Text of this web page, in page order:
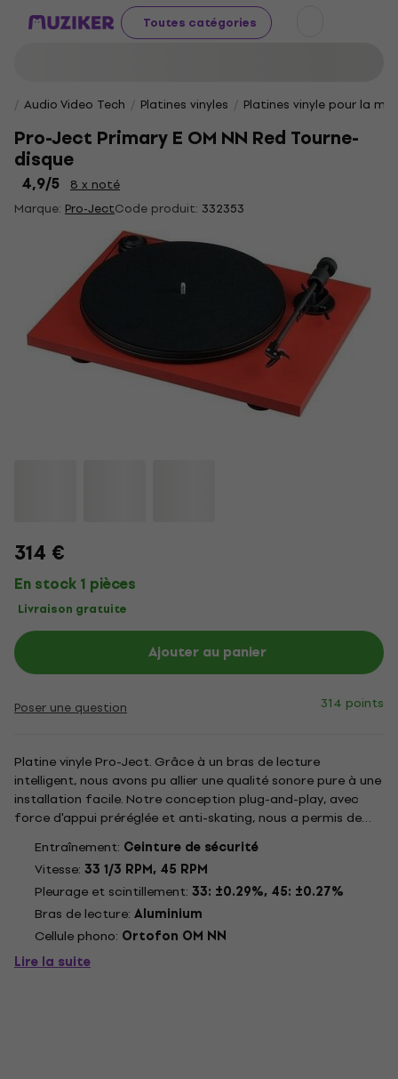
Toutes catégories
Audio Video Tech Platines vinyles Platines vinyle pour la
Pro-Ject Primary E OM NN Red Tourne-
disque
4,9/5
8 x noté
Marque: Pro-JectCode produit: 332353
314 €
En stock 1 pièces
Livraison gratuite
Ajouter au panier
Poser une question 314 points
Platine vinyle Pro-Ject. Grâce à un bras de lecture
intelligent, nous avons pu allier une qualité sonore pure à une
installation facile. Notre conception plug-and-play, avec
force d'appui préréglée et anti-skating, nous a permis de
réaliser des économies et offre une manipulation
extrêmement efficace à nos clients. Le tout sans
compromis sur le...
Entraînement: Ceinture de sécurité
Vitesse: 33 1/3 RPM, 45 RPM
Pleurage et scintillement: 33: ±0.29%, 45: ±0.27%
Bras de lecture: Aluminium
Cellule phono: Ortofon OM NN
Lire la suite